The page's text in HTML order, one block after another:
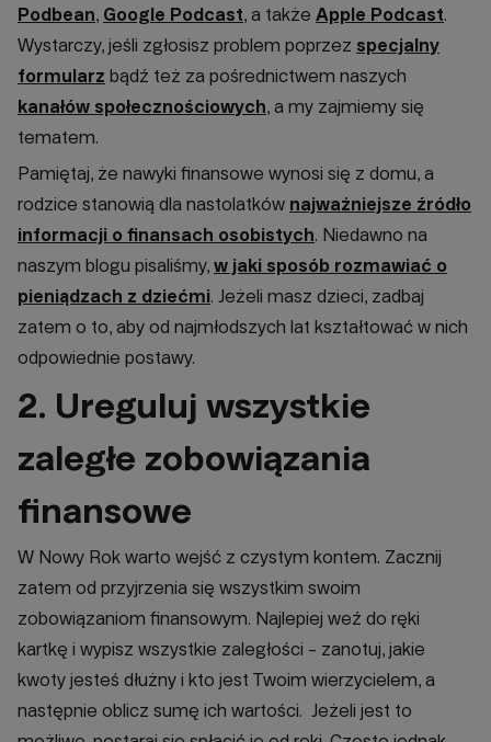
Podbean, Google Podcast, a także Apple Podcast.
Wystarczy, jeśli zgłosisz problem poprzez specjalny
formularz bądź też za pośrednictwem naszych
kanałów społecznościowych, a my zajmiemy się
tematem.
Pamiętaj, że nawyki finansowe wynosi się z domu, a
rodzice stanowią dla nastolatków najważniejsze źródło
informacji o finansach osobistych. Niedawno na
naszym blogu pisaliśmy, w jaki sposób rozmawiać o
pieniądzach z dziećmi. Jeżeli masz dzieci, zadbaj
zatem o to, aby od najmłodszych lat kształtować w nich
odpowiednie postawy.
2. Ureguluj wszystkie
zaległe zobowiązania
finansowe
W Nowy Rok warto wejść z czystym kontem. Zacznij
zatem od przyjrzenia się wszystkim swoim
zobowiązaniom finansowym. Najlepiej weź do ręki
kartkę i wypisz wszystkie zaległości - zanotuj, jakie
kwoty jesteś dłużny i kto jest Twoim wierzycielem, a
następnie oblicz sumę ich wartości. Jeżeli jest to